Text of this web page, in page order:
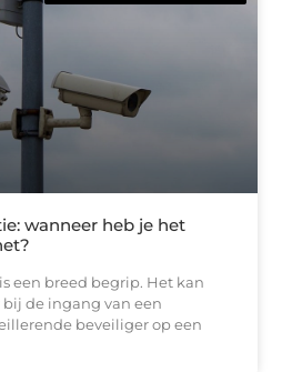
wanneer heb je het
een breed begrip. Het kan
de ingang van een
beveiliger op een